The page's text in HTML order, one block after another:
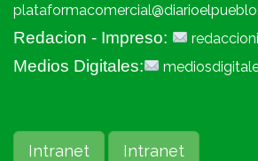
Redacion - Impreso:
Medios Digitales:
Intranet Intranet